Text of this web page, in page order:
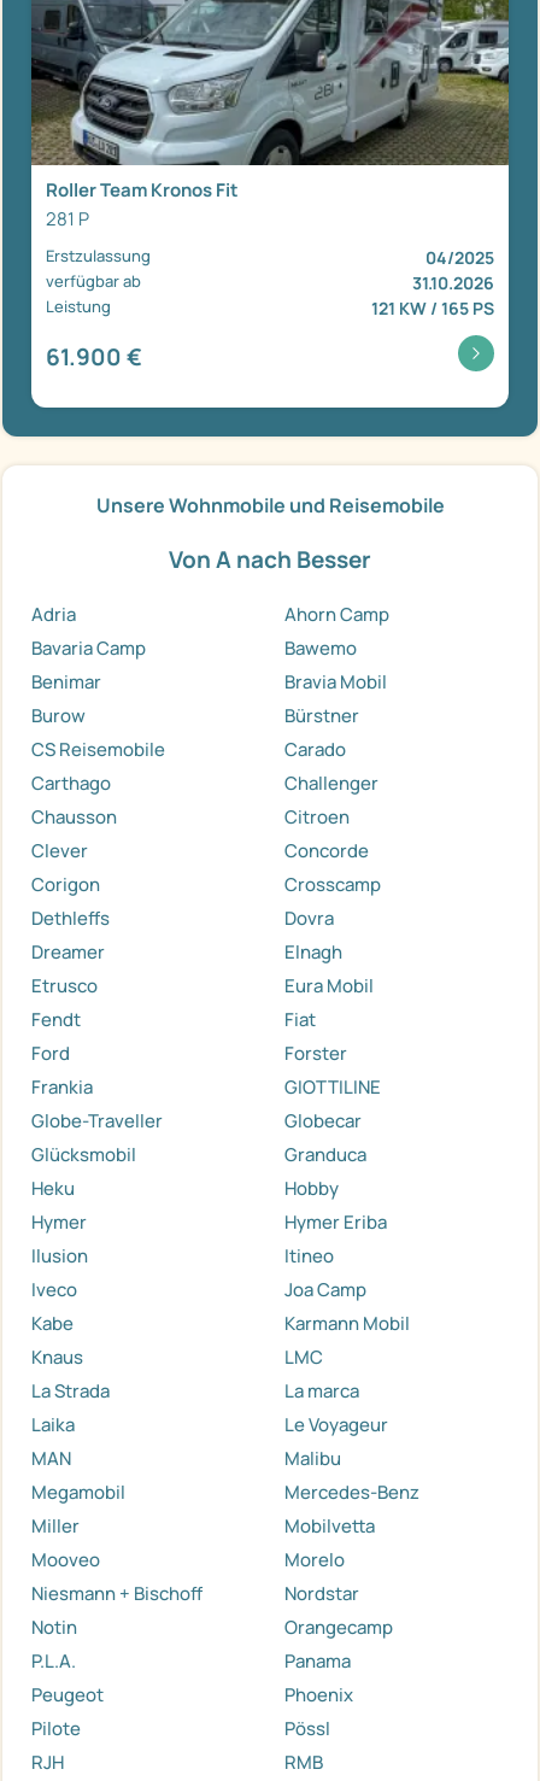
Roller Team Kronos Fit
281 P
Erstzulassung 04/2025
verfügbar ab 31.10.2026
Leistung 121 KW / 165 PS
61.900 €
Unsere Wohnmobile und Reisemobile
Von A nach Besser
Adria
Ahorn Camp
Bavaria Camp
Bawemo
Benimar
Bravia Mobil
Burow
Bürstner
CS Reisemobile
Carado
Carthago
Challenger
Chausson
Citroen
Clever
Concorde
Corigon
Crosscamp
Dethleffs
Dovra
Dreamer
Elnagh
Etrusco
Eura Mobil
Fendt
Fiat
Ford
Forster
Frankia
GIOTTILINE
Globe-Traveller
Globecar
Glücksmobil
Granduca
Heku
Hobby
Hymer
Hymer Eriba
Ilusion
Itineo
Iveco
Joa Camp
Kabe
Karmann Mobil
Knaus
LMC
La Strada
La marca
Laika
Le Voyageur
MAN
Malibu
Megamobil
Mercedes-Benz
Miller
Mobilvetta
Mooveo
Morelo
Niesmann + Bischoff
Nordstar
Notin
Orangecamp
P.L.A.
Panama
Peugeot
Phoenix
Pilote
Pössl
RJH
RMB